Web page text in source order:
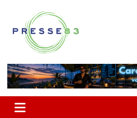
contenu
Presse 83